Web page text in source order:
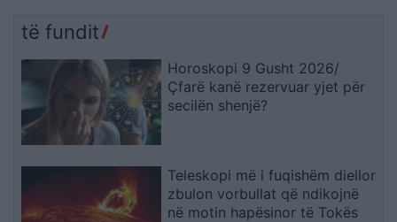
të fundit
Horoskopi 9 Gusht 2026/
Çfarë kanë rezervuar yjet për
secilën shenjë?
Teleskopi më i fuqishëm diellor
zbulon vorbullat që ndikojnë
në motin hapësinor të Tokës